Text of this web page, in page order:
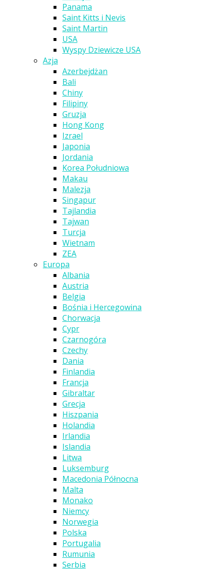
Panama
Saint Kitts i Nevis
Saint Martin
USA
Wyspy Dziewicze USA
Azja
Azerbejdżan
Bali
Chiny
Filipiny
Gruzja
Hong Kong
Izrael
Japonia
Jordania
Korea Południowa
Makau
Malezja
Singapur
Tajlandia
Tajwan
Turcja
Wietnam
ZEA
Europa
Albania
Austria
Belgia
Bośnia i Hercegowina
Chorwacja
Cypr
Czarnogóra
Czechy
Dania
Finlandia
Francja
Gibraltar
Grecja
Hiszpania
Holandia
Irlandia
Islandia
Litwa
Luksemburg
Macedonia Północna
Malta
Monako
Niemcy
Norwegia
Polska
Portugalia
Rumunia
Serbia